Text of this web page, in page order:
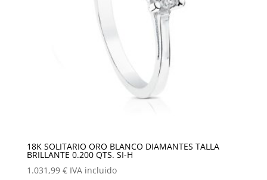
18K SOLITARIO ORO BLANCO DIAMANTES TALLA
BRILLANTE 0.200 QTS. SI-H
1.031,99 € IVA incluido